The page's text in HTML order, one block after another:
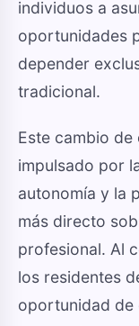
individuos a
oportunidades
depender
tradicional.
Este cambio
impulsado por
autonomía y la
más directo
profesional. Al
los residentes
oportunidad de